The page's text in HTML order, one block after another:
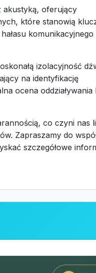
akustyką, oferujący
które stanowią
komunikacyjnego
izolacyjność
na identyfikację
ocena oddziaływania
co czyni nas
Zapraszamy do
szczegółowe